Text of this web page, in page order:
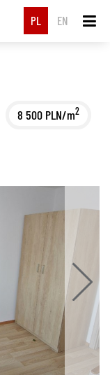
PL EN
8 500 PLN/m2